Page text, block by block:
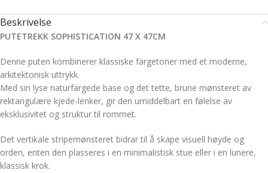
Beskrivelse
PUTETREKK SOPHISTICATION 47 X 47CM
Denne puten kombinerer klassiske fargetoner med et moderne,
arkitektonisk uttrykk.
Med sin lyse naturfargede base og det tette, brune mønsteret av
rektangulære kjede-lenker, gir den umiddelbart en følelse av
eksklusivitet og struktur til rommet.
Det vertikale stripemønsteret bidrar til å skape visuell høyde og
orden, enten den plasseres i en minimalistisk stue eller i en lunere,
klassisk krok.